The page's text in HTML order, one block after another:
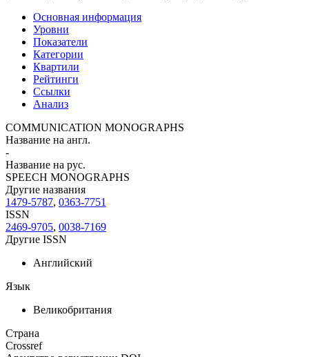
Основная информация
Уровни
Показатели
Категории
Квартили
Рейтинги
Ссылки
Анализ
COMMUNICATION MONOGRAPHS
Название на англ.
-
Название на рус.
SPEECH MONOGRAPHS
Другие названия
1479-5787, 0363-7751
ISSN
2469-9705, 0038-7169
Другие ISSN
Английский
Язык
Великобритания
Страна
Crossref